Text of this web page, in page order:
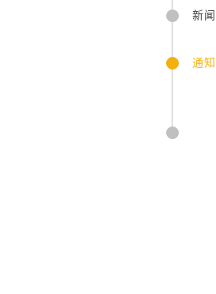
新闻
通知